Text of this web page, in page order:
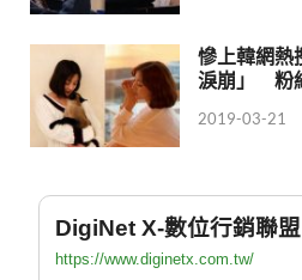
慘上韓網熱
淚崩」 粉
2019-03-21
DigiNet X-數位行銷聯盟
https://www.diginetx.com.tw/